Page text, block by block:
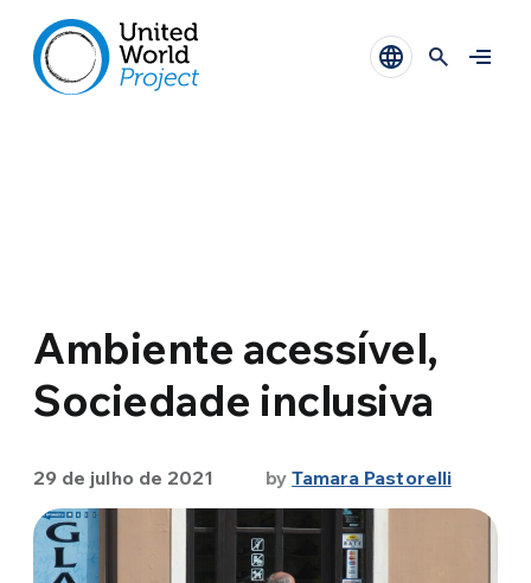
Ambiente acessível,
Sociedade inclusiva
29 de julho de 2021 byTamara Pastorelli